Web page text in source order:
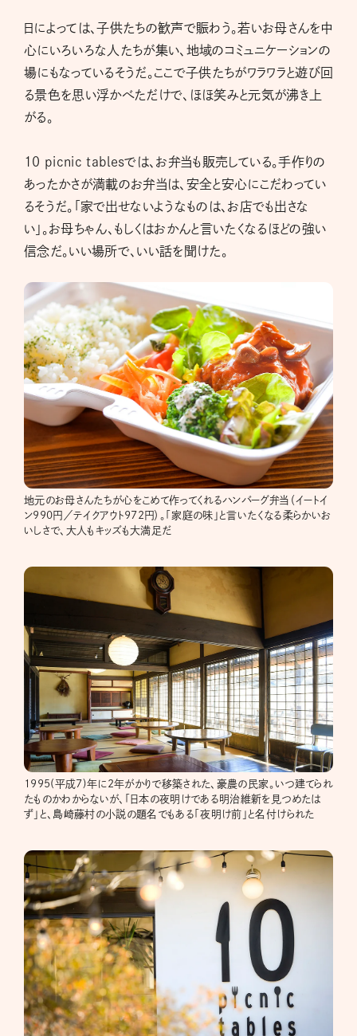
日によっては、子供たちの歓声で賑わう。若いお母さんを中
心にいろいろな人たちが集い、地域のコミュニケーションの
場にもなっているそうだ。ここで子供たちがワラワラと遊び回
る景色を思い浮かべただけで、ほほ笑みと元気が沸き上
がる。
10 picnic tablesでは、お弁当も販売している。手作りの
あったかさが満載のお弁当は、安全と安心にこだわってい
るそうだ。「家で出せないようなものは、お店でも出さな
い」。お母ちゃん、もしくはおかんと言いたくなるほどの強い
信念だ。いい場所で、いい話を聞けた。
地元のお母さんたちが心をこめて作ってくれるハンバーグ弁当（イートイ
ン990円／テイクアウト972円）。「家庭の味」と言いたくなる柔らかいお
いしさで、大人もキッズも大満足だ
1995(平成7)年に2年がかりで移築された、豪農の民家。いつ建てられ
たものかわからないが、「日本の夜明けである明治維新を見つめたは
ず」と、島崎藤村の小説の題名でもある「夜明け前」と名付けられた